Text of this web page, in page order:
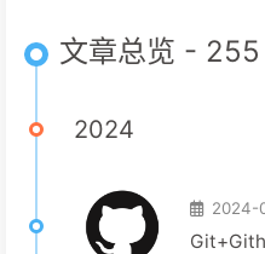
文章总览 - 255
2024
2024-